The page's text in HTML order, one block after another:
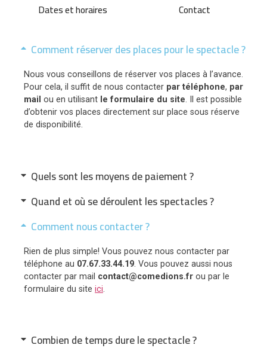
Dates et horaires Contact
Comment réserver des places pour le spectacle ?
Nous vous conseillons de réserver vos places à l’avance.
Pour cela, il suffit de nous contacter par téléphone, par
mail ou en utilisant le formulaire du site. Il est possible
d’obtenir vos places directement sur place sous réserve
de disponibilité.
Quels sont les moyens de paiement ?
Quand et où se déroulent les spectacles ?
Comment nous contacter ?
Rien de plus simple! Vous pouvez nous contacter par
téléphone au 07.67.33.44.19. Vous pouvez aussi nous
contacter par mail contact@comedions.fr ou par le
formulaire du site ici.
Combien de temps dure le spectacle ?